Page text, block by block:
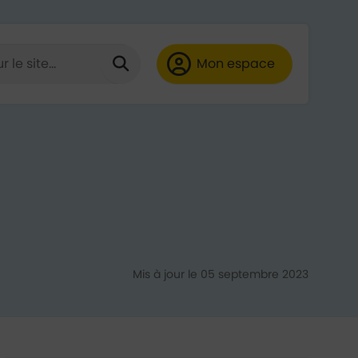
minimum 3 caractères)
Lancer la recherche
Mon espace
Mis à jour le 05 septembre 2023